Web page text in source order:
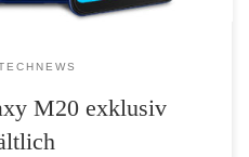
M20 exklusiv